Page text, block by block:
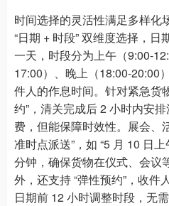
时间选择的灵活性满足多样化
“日期 + 时段” 双维度选择，
一天，时段分为上午（9:00-
17:00）、晚上（18:00-20:00
件人的作息时间。针对紧急货
约”，清关完成后 2 小时内安
费，但能保障时效性。展会、
准时点派送”，如 “5 月 10 日
分钟，确保货物在仪式、会议
外，还支持 “弹性预约”，收件
日期前 12 小时调整时段，无需